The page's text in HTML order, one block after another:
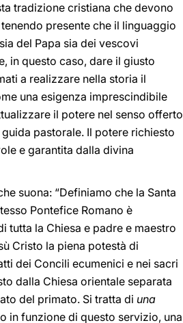
tradizione cristiana che devono
tenendo presente che il linguaggio
del Papa sia dei vescovi
in questo caso, dare il giusto
a realizzare nella storia il
una esigenza imprescindibile
il potere nel senso offerto
pastorale. Il potere richiesto
e garantita dalla divina
suona: “Definiamo che la Santa
Pontefice Romano è
tutta la Chiesa e padre e maestro
Cristo la piena potestà di
dei Concili ecumenici e nei sacri
dalla Chiesa orientale separata
del primato. Si tratta di una
in funzione di questo servizio, una